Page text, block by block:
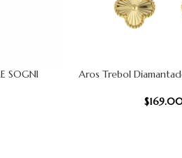
SOGNI AÑADIR AL CARRITO
Aros Trebol
$